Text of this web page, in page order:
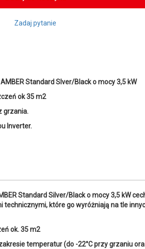
Zadaj pytanie
Standard Slver/Black o mocy 3,5 kW
ok 35 m2
grzania.
Inverter.
Standard Silver/Black o mocy 3,5 kW
technicznymi, które go wyróżniają na tle
ok. 35 m2
temperatur (do -22°C przy grzaniu